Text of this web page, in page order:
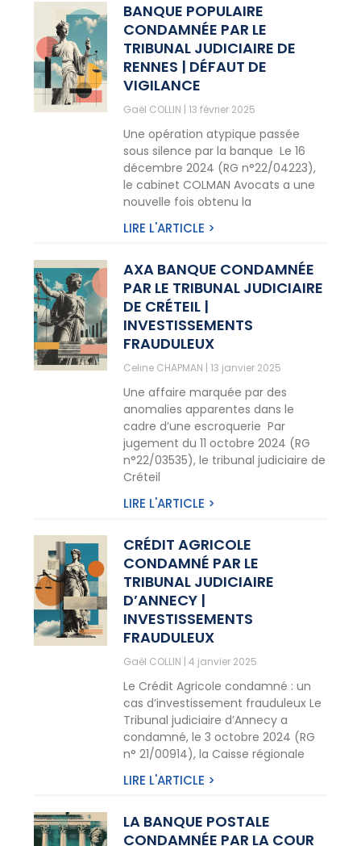
BANQUE POPULAIRE
CONDAMNÉE PAR LE
TRIBUNAL JUDICIAIRE DE
RENNES | DÉFAUT DE
VIGILANCE
Gaël COLLIN 13 février 2025
Une opération atypique passée
sous silence par la banque Le 16
décembre 2024 (RG n°22/04223),
le cabinet COLMAN Avocats a une
nouvelle fois obtenu la
LIRE L'ARTICLE >
AXA BANQUE CONDAMNÉE
PAR LE TRIBUNAL JUDICIAIRE
DE CRÉTEIL |
INVESTISSEMENTS
FRAUDULEUX
Celine CHAPMAN 13 janvier 2025
Une affaire marquée par des
anomalies apparentes dans le
cadre d’une escroquerie Par
jugement du 11 octobre 2024 (RG
n°22/03535), le tribunal judiciaire de
Créteil
LIRE L'ARTICLE >
CRÉDIT AGRICOLE
CONDAMNÉ PAR LE
TRIBUNAL JUDICIAIRE
D’ANNECY |
INVESTISSEMENTS
FRAUDULEUX
Gaël COLLIN 4 janvier 2025
Le Crédit Agricole condamné : un
cas d’investissement frauduleux Le
Tribunal judiciaire d’Annecy a
condamné, le 3 octobre 2024 (RG
n° 21/00914), la Caisse régionale
LIRE L'ARTICLE >
LA BANQUE POSTALE
CONDAMNÉE PAR LA COUR